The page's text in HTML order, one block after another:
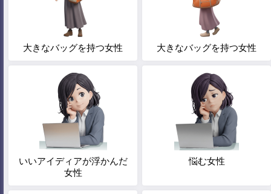
大きなバッグを持つ女性 大きなバッグを持つ女性
いいアイディアが浮かんだ
女性
悩む女性